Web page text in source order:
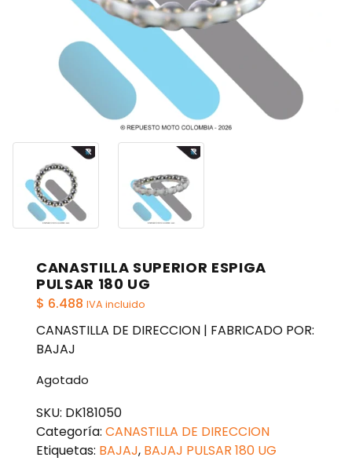
CANASTILLA SUPERIOR ESPIGA
PULSAR 180 UG
$ 6.488 IVA incluido
CANASTILLA DE DIRECCION | FABRICADO POR:
BAJAJ
Agotado
SKU: DK181050
Categoría: CANASTILLA DE DIRECCION
Etiquetas: BAJAJ, BAJAJ PULSAR 180 UG